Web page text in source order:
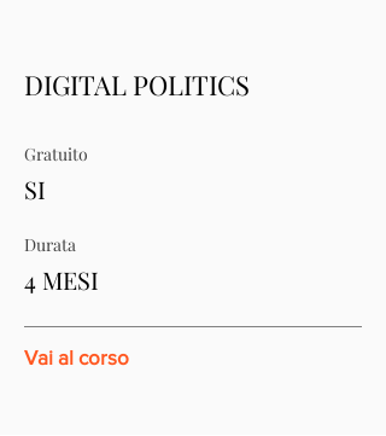
DIGITAL POLITICS
Gratuito
SI
Durata
4 MESI
Vai al corso